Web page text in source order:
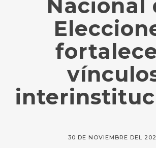
Nacional
30 DE NOVIEMBRE DEL